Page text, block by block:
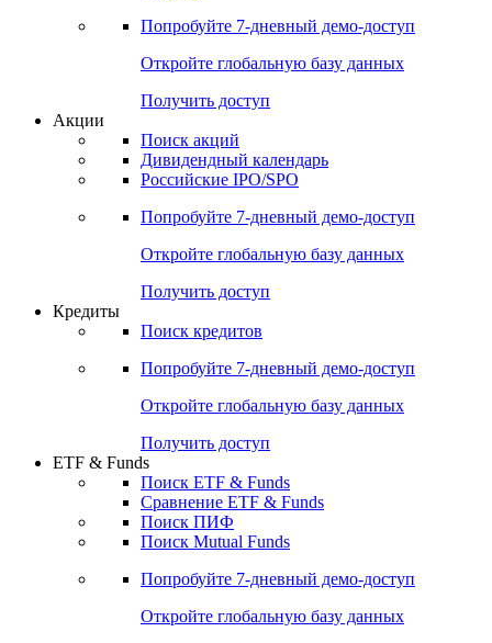
Попробуйте 7-дневный демо-доступ
Откройте глобальную базу данных
Получить доступ
Акции
Поиск акций
Дивидендный календарь
Российские IPO/SPO
Попробуйте 7-дневный демо-доступ
Откройте глобальную базу данных
Получить доступ
Кредиты
Поиск кредитов
Попробуйте 7-дневный демо-доступ
Откройте глобальную базу данных
Получить доступ
ETF & Funds
Поиск ETF & Funds
Сравнение ETF & Funds
Поиск ПИФ
Поиск Mutual Funds
Попробуйте 7-дневный демо-доступ
Откройте глобальную базу данных